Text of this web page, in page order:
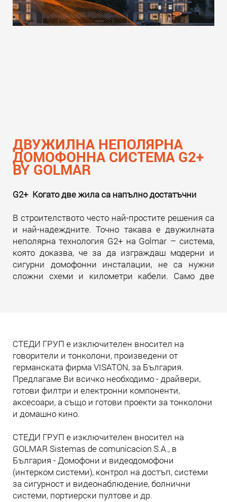
ДВУЖИЛНА НЕПОЛЯРНА
ДОМОФОННА СИСТЕМА G2+
BY GOLMAR
G2+ Когато две жила са напълно достатъчни
В строителството често най-простите решения са
и най-надеждните. Точно такава е двужилната
неполярна технология G2+ на Golmar – система,
която доказва, че за да изграждаш модерни и
сигурни домофонни инсталации, не са нужни
сложни схеми и километри кабели. Само две
СТЕДИ ГРУП е изключителен вносител на
говорители и тонколони, произведени от
германската фирма VISATON, за България.
Предлагаме Ви всичко необходимо - драйвери,
готови филтри и електронни компоненти,
аксесоари, а също и готови проекти за тонколони
и домашно кино.
СТЕДИ ГРУП е изключителен вносител на
GOLMAR Sistemas de comunicacion S.A., в
България - Домофони и видеодомофони
(интерком системи), контрол на достъп, системи
за сигурност и видеонаблюдение, болнични
системи, портиерски пултове и др.